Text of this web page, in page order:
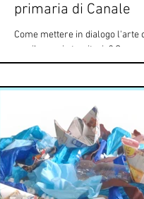
primaria di Canale
Come mettere in dialogo l'arte
con il proprio territorio? Come
occhio creativo la realtà che ci